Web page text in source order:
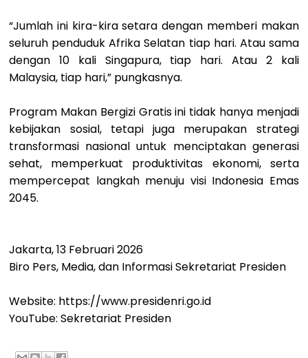
“Jumlah ini kira-kira setara dengan memberi makan
seluruh penduduk Afrika Selatan tiap hari. Atau sama
dengan 10 kali Singapura, tiap hari. Atau 2 kali
Malaysia, tiap hari,” pungkasnya.
Program Makan Bergizi Gratis ini tidak hanya menjadi
kebijakan sosial, tetapi juga merupakan strategi
transformasi nasional untuk menciptakan generasi
sehat, memperkuat produktivitas ekonomi, serta
mempercepat langkah menuju visi Indonesia Emas
2045.
Jakarta, 13 Februari 2026
Biro Pers, Media, dan Informasi Sekretariat Presiden
Website: https://www.presidenri.go.id
YouTube: Sekretariat Presiden